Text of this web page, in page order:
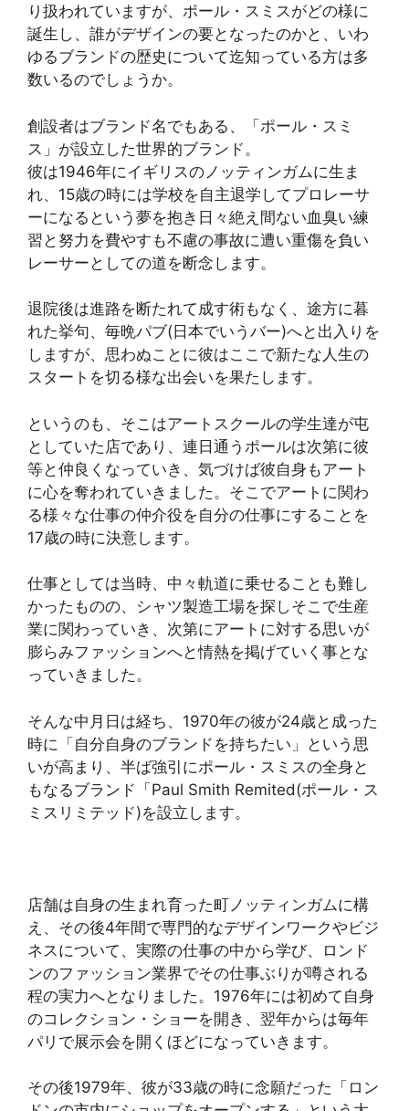
り扱われていますが、ポール・スミスがどの様に
誕生し、誰がデザインの要となったのかと、いわ
ゆるブランドの歴史について迄知っている方は多
数いるのでしょうか。
創設者はブランド名でもある、「ポール・スミ
ス」が設立した世界的ブランド。
彼は1946年にイギリスのノッティンガムに生ま
れ、15歳の時には学校を自主退学してプロレーサ
ーになるという夢を抱き日々絶え間ない血臭い練
習と努力を費やすも不慮の事故に遭い重傷を負い
レーサーとしての道を断念します。
退院後は進路を断たれて成す術もなく、途方に暮
れた挙句、毎晩パブ(日本でいうバー)へと出入りを
しますが、思わぬことに彼はここで新たな人生の
スタートを切る様な出会いを果たします。
というのも、そこはアートスクールの学生達が屯
としていた店であり、連日通うポールは次第に彼
等と仲良くなっていき、気づけば彼自身もアート
に心を奪われていきました。そこでアートに関わ
る様々な仕事の仲介役を自分の仕事にすることを
17歳の時に決意します。
仕事としては当時、中々軌道に乗せることも難し
かったものの、シャツ製造工場を探しそこで生産
業に関わっていき、次第にアートに対する思いが
膨らみファッションへと情熱を掲げていく事とな
っていきました。
そんな中月日は経ち、1970年の彼が24歳と成った
時に「自分自身のブランドを持ちたい」という思
いが高まり、半ば強引にポール・スミスの全身と
もなるブランド「Paul Smith Remited(ポール・ス
ミスリミテッド)を設立します。
店舗は自身の生まれ育った町ノッティンガムに構
え、その後4年間で専門的なデザインワークやビジ
ネスについて、実際の仕事の中から学び、ロンド
ンのファッション業界でその仕事ぶりが噂される
程の実力へとなりました。1976年には初めて自身
のコレクション・ショーを開き、翌年からは毎年
パリで展示会を開くほどになっていきます。
その後1979年、彼が33歳の時に念願だった「ロン